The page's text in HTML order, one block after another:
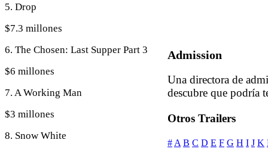
5. Drop
$7.3 millones
6. The Chosen: Last Supper Part 3
$6 millones
7. A Working Man
$3 millones
8. Snow White
Admission
Una directora de
descubre que podría
Otros Trailers
# A B C D E F G H I J K